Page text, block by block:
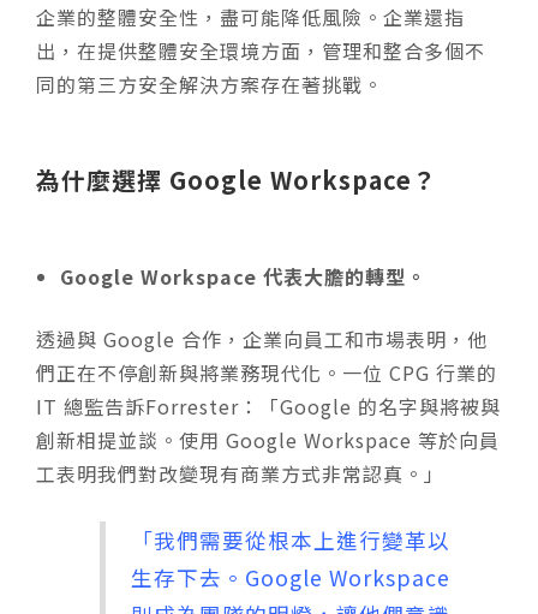
企業的整體安全性，盡可能降低風險。企業還指
出，在提供整體安全環境方面，管理和整合多個不
同的第三方安全解決方案存在著挑戰。
為什麼選擇 Google Workspace？
Google Workspace 代表大膽的轉型。
透過與 Google 合作，企業向員工和市場表明，他
們正在不停創新與將業務現代化。一位 CPG 行業的
IT 總監告訴Forrester：「Google 的名字與將被與
創新相提並談。使用 Google Workspace 等於向員
工表明我們對改變現有商業方式非常認真。」
「我們需要從根本上進行變革以
生存下去。Google Workspace